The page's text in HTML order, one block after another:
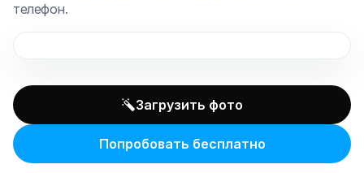
телефон.
Загрузить фото
Попробовать бесплатно